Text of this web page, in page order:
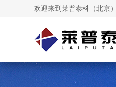
欢迎来到莱普泰科（北京